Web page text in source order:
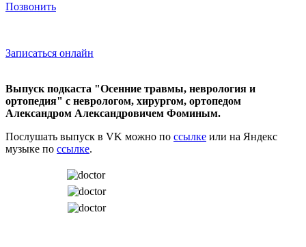
Позвонить
Записаться онлайн
Выпуск подкаста "Осенние травмы, неврология и
ортопедия" с неврологом, хирургом, ортопедом
Александром Александровичем Фоминым.
Послушать выпуск в VK можно по ссылке или на Яндекс
музыке по ссылке.